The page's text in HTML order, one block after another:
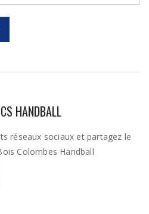
HANDBALL
réseaux sociaux et partagez le
Colombes Handball